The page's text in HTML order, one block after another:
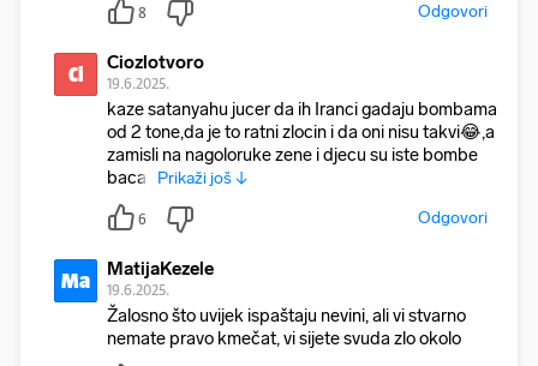
8 Odgovori
Ci Ciozlotvoro
19.6.2025.
kaze satanyahu jucer da ih Iranci gadaju bombama
od 2 tone,da je to ratni zlocin i da oni nisu takvi😂,a
zamisli na nagoloruke zene i djecu su iste bombe
bacali Prikaži još ↓
6 Odgovori
Ma MatijaKezele
19.6.2025.
Žalosno što uvijek ispaštaju nevini, ali vi stvarno
nemate pravo kmečat, vi sijete svuda zlo okolo